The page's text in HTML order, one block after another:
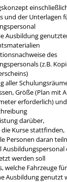
und der Unterlagen
Ausbildung
des
(z.B.
aller
Größe (Plan mit
erforderlich)
darüber,
Kurse stattfinden,
Personen daran
Ausbildungspersonal
werden soll
welche Fahrzeuge
Ausbildung genutzt